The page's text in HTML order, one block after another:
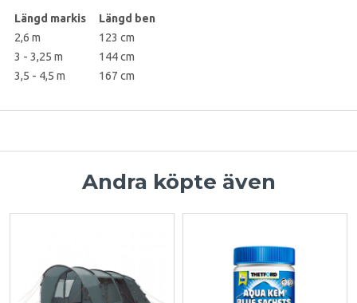
Längd markis
Längd ben
2,6 m
123 cm
3 - 3,25 m
144 cm
3,5 - 4,5 m
167 cm
Andra köpte även